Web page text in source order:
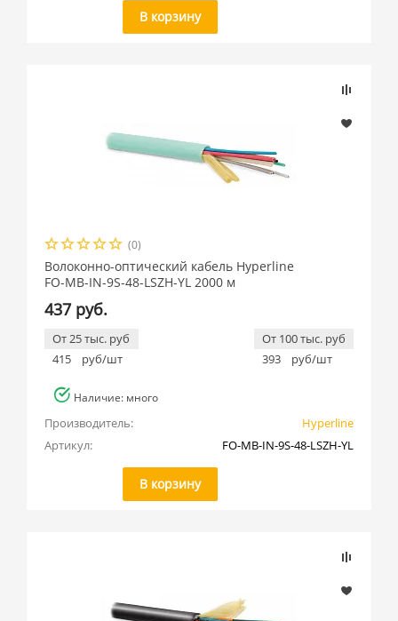
В корзину
(0)
Волоконно-оптический кабель Hyperline
FO-MB-IN-9S-48-LSZH-YL 2000 м
437 руб.
От 25 тыс. руб
415
руб/шт
От 100 тыс. руб
393
руб/шт
Наличие: много
Производитель:
Hyperline
Артикул:
FO-MB-IN-9S-48-LSZH-YL
В корзину